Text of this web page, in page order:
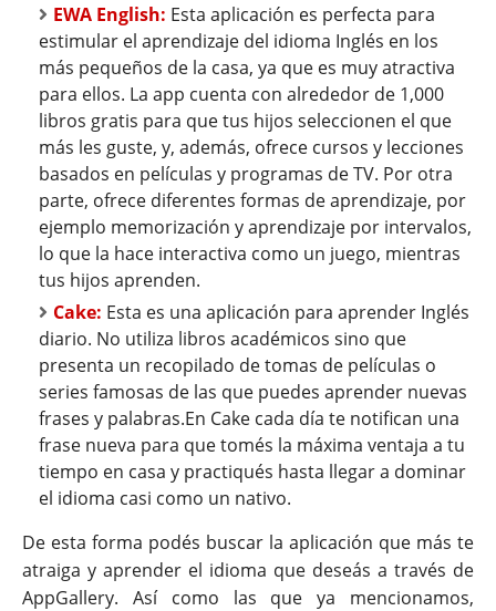
EWA English: Esta aplicación es perfecta para
estimular el aprendizaje del idioma Inglés en los
más pequeños de la casa, ya que es muy atractiva
para ellos. La app cuenta con alrededor de 1,000
libros gratis para que tus hijos seleccionen el que
más les guste, y, además, ofrece cursos y lecciones
basados en películas y programas de TV. Por otra
parte, ofrece diferentes formas de aprendizaje, por
ejemplo memorización y aprendizaje por intervalos,
lo que la hace interactiva como un juego, mientras
tus hijos aprenden.
Cake: Esta es una aplicación para aprender Inglés
diario. No utiliza libros académicos sino que
presenta un recopilado de tomas de películas o
series famosas de las que puedes aprender nuevas
frases y palabras.En Cake cada día te notifican una
frase nueva para que tomés la máxima ventaja a tu
tiempo en casa y practiqués hasta llegar a dominar
el idioma casi como un nativo.
De esta forma podés buscar la aplicación que más te
atraiga y aprender el idioma que deseás a través de
AppGallery. Así como las que ya mencionamos,